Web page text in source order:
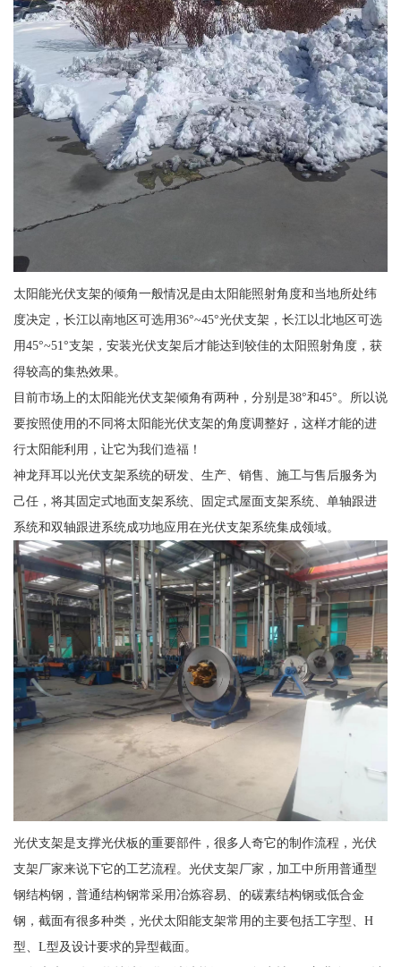
太阳能光伏支架的倾角一般情况是由太阳能照射角度和当地所处纬
度决定，长江以南地区可选用36°~45°光伏支架，长江以北地区可选
用45°~51°支架，安装光伏支架后才能达到较佳的太阳照射角度，获
得较高的集热效果。
目前市场上的太阳能光伏支架倾角有两种，分别是38°和45°。所以说
要按照使用的不同将太阳能光伏支架的角度调整好，这样才能的进
行太阳能利用，让它为我们造福！
神龙拜耳以光伏支架系统的研发、生产、销售、施工与售后服务为
己任，将其固定式地面支架系统、固定式屋面支架系统、单轴跟进
系统和双轴跟进系统成功地应用在光伏支架系统集成领域。
光伏支架是支撑光伏板的重要部件，很多人奇它的制作流程，光伏
支架厂家来说下它的工艺流程。光伏支架厂家，加工中所用普通型
钢结构钢，普通结构钢常采用冶炼容易、的碳素结构钢或低合金
钢，截面有很多种类，光伏太阳能支架常用的主要包括工字型、H
型、L型及设计要求的异型截面。